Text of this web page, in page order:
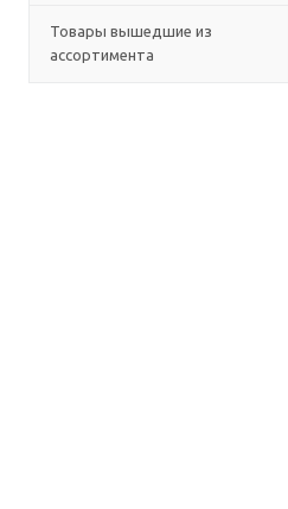
Товары вышедшие из
ассортимента